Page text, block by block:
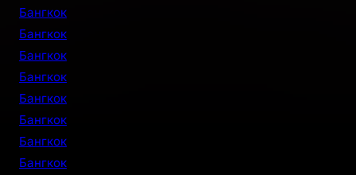
Бангкок
Бангкок
Бангкок
Бангкок
Бангкок
Бангкок
Бангкок
Бангкок